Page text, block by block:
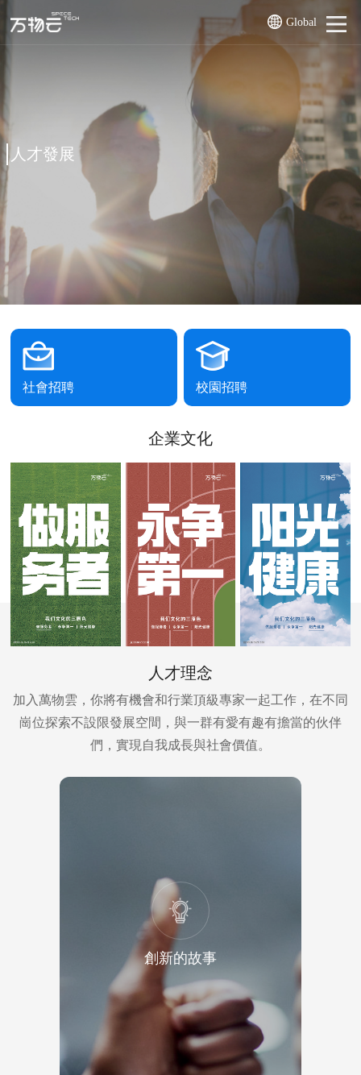
Global
人才發展
社會招聘 校園招聘
企業文化
人才理念
加入萬物雲，你將有機會和行業頂級專家一起工作，在不同
崗位探索不設限發展空間，與一群有愛有趣有擔當的伙伴
們，實現自我成長與社會價值。
創新的故事